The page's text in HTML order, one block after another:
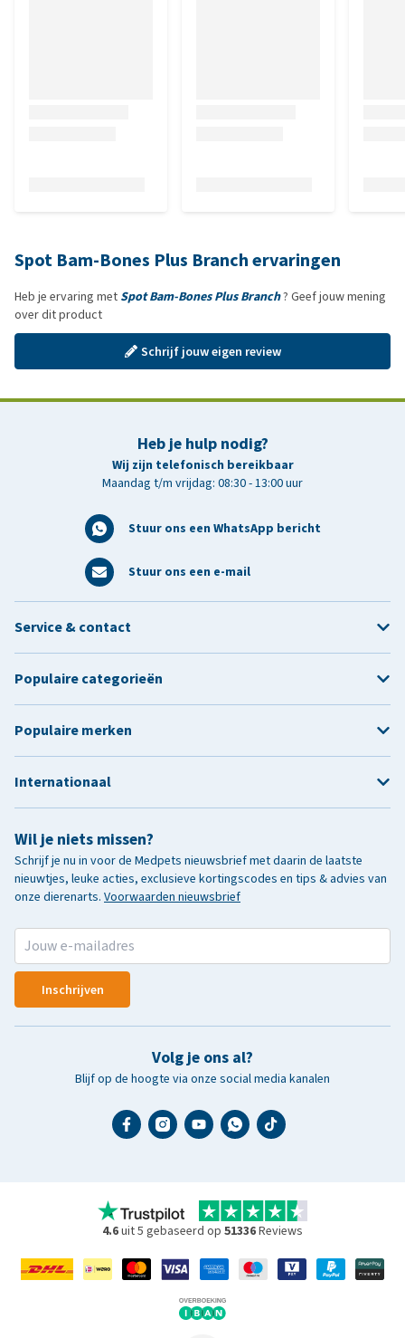
Spot Bam-Bones Plus Branch ervaringen
Heb je ervaring met Spot Bam-Bones Plus Branch? Geef jouw mening
over dit product
Schrijf jouw eigen review
Heb je hulp nodig?
Wij zijn telefonisch bereikbaar
Maandag t/m vrijdag: 08:30 - 13:00 uur
Stuur ons een WhatsApp bericht
Stuur ons een e-mail
Wil je niets missen?
Schrijf je nu in voor de Medpets nieuwsbrief met daarin de laatste
nieuwtjes, leuke acties, exclusieve kortingscodes en tips & advies van
onze dierenarts. Voorwaarden nieuwsbrief
Inschrijven
Volg je ons al?
Blijf op de hoogte via onze social media kanalen
Service & contact
Populaire categorieën
Populaire merken
Internationaal
4.6uit 5 gebaseerd op 51336Reviews